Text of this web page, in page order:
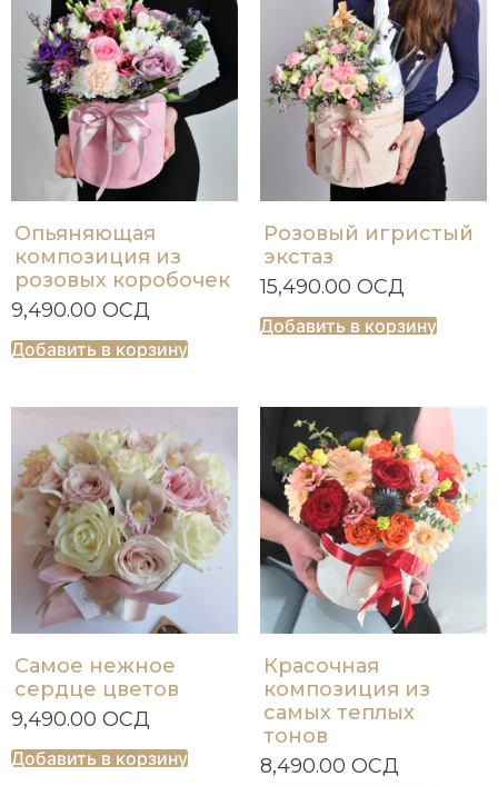
Опьяняющая
композиция из
розовых коробочек
9,490.00 ОСД
Добавить в корзину
Розовый игристый
экстаз
15,490.00 ОСД
Добавить в корзину
Самое нежное
сердце цветов
9,490.00 ОСД
Добавить в корзину
Красочная
композиция из
самых теплых
тонов
8,490.00 ОСД